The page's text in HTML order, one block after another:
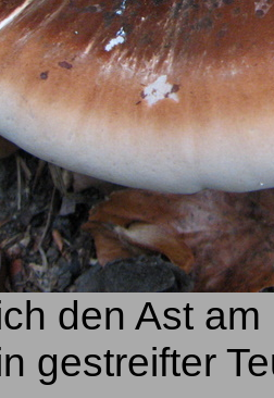
den Ast
gestreifter